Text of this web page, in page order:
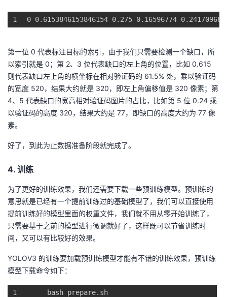
1 0 0.6153846153846154 0.275 0.16596774 0.24170968
第一位 0 代表标注目标的索引，由于我们只需要检测一个缺口，所
以索引就是 0；第 2、3 位代表缺口的左上角的位置，比如 0.615
则代表缺口左上角的横坐标在相对验证码的 61.5% 处，乘以验证码
的宽度 520，结果大约就是 320，即左上角偏移值是 320 像素；第
4、5 代表缺口的宽高相对验证码图片的占比，比如第 5 位 0.24 乘
以验证码的高度 320，结果大约是 77，即缺口的高度大约为 77 像
素。
好了，到此为止数据准备阶段就完成了。
4. 训练
为了更好的训练效果，我们还需要下载一些预训练模型。预训练的
意思就是已经有一个提前训练过的基础模型了，我们可以直接使用
提前训练好的模型里面的权重文件，我们就不用从零开始训练了，
只需要基于之前的模型进行微调就好了，这样既可以节省训练时
间，又可以有比较好的效果。
YOLOV3 的训练要加载预训练模型才能有不错的训练效果，预训练
模型下载命令如下：
1 bash prepare.sh